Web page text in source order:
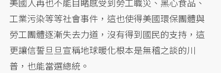
美國人再也不能目睹感受到勞工職災、黑心食品、
工業污染等等社會事件，這也使得美國環保團體與
勞工團體逐漸失去力道，沒有得到國民的支持，這
更讓信誓旦旦宣稱地球暖化根本是無稽之談的川
普，也能當選總統。